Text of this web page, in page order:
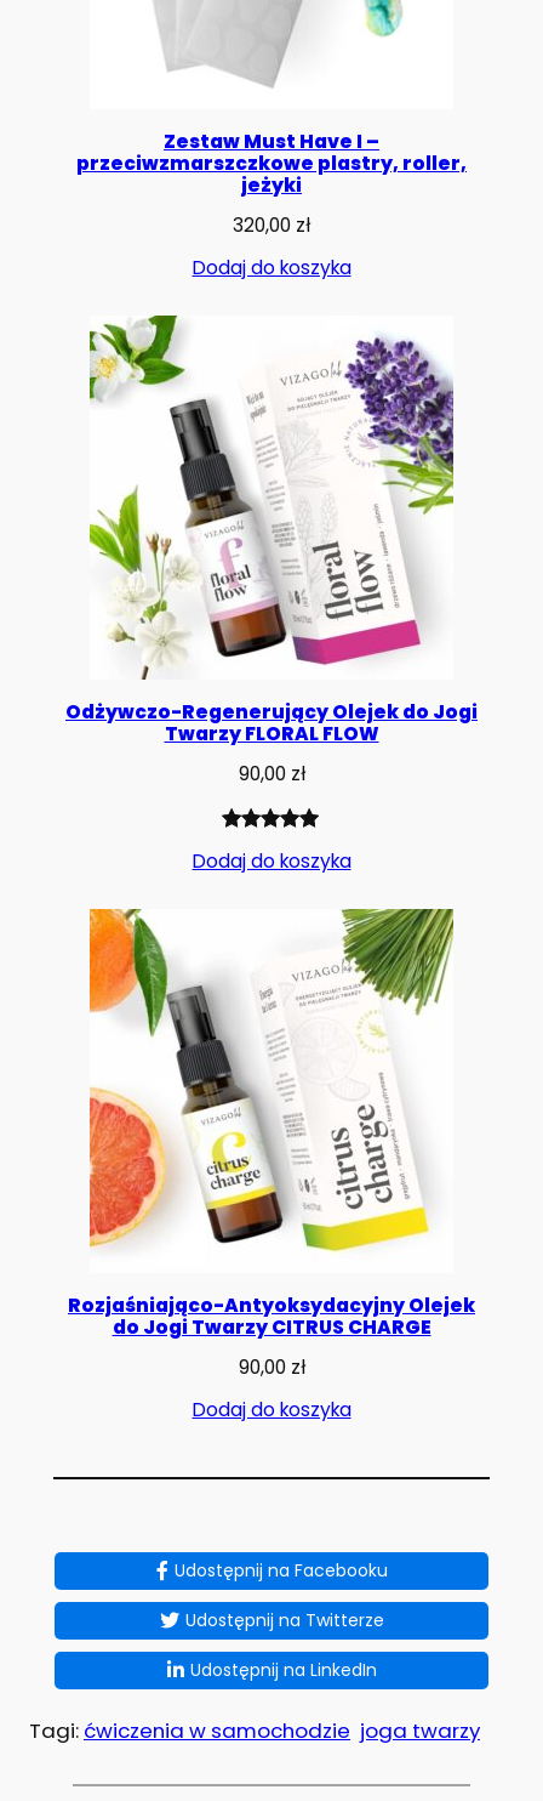
Zestaw Must Have I –
przeciwzmarszczkowe plastry, roller,
jeżyki
320,00 zł
Dodaj do koszyka
Odżywczo-Regenerujący Olejek do Jogi
Twarzy FLORAL FLOW
90,00 zł
5.00na 5
klienta
Dodaj do koszyka
Rozjaśniająco-Antyoksydacyjny Olejek
do Jogi Twarzy CITRUS CHARGE
90,00 zł
Dodaj do koszyka
Udostępnij na Facebooku
Udostępnij na Twitterze
Udostępnij na LinkedIn
Tagi: ćwiczenia w samochodzie joga twarzy